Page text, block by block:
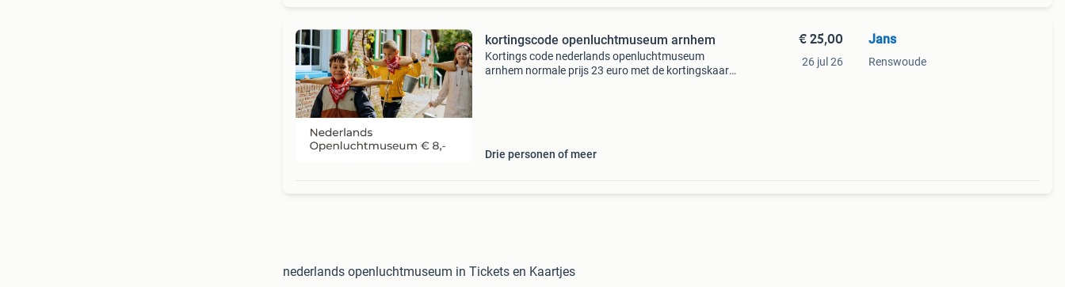
kortingscode openluchtmuseum arnhem
Kortings code nederlands openluchtmuseum
arnhem normale prijs 23 euro met de kortingskaart
Drie personen of meer
€ 25,00
26 jul 26
Jans
Renswoude
nederlands openluchtmuseum in Tickets en Kaartjes